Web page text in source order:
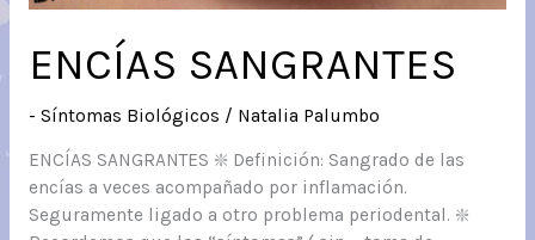
ENCÍAS SANGRANTES
- Síntomas Biológicos / Natalia Palumbo
ENCÍAS SANGRANTES ❇️ Definición: Sangrado de las
encías a veces acompañado por inflamación.
Seguramente ligado a otro problema periodental. ❇️